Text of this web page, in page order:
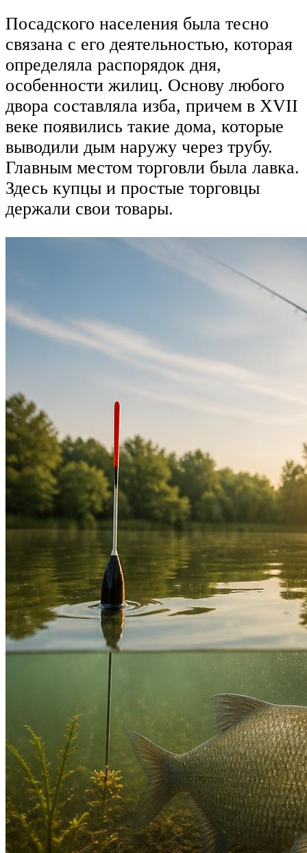
Посадского населения была тесно
связана с его деятельностью, которая
определяла распорядок дня,
особенности жилиц. Основу любого
двора составляла изба, причем в XVII
веке появились такие дома, которые
выводили дым наружу через трубу.
Главным местом торговли была лавка.
Здесь купцы и простые торговцы
держали свои товары.